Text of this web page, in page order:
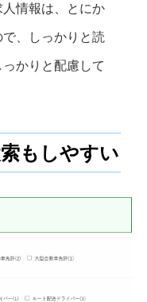
情報は、とにか
、しっかりと読
かりと配慮して
もしやすい